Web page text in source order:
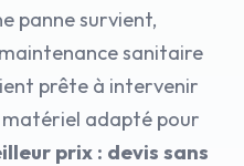
panne survient,
sanitaire
prête à intervenir
matériel adapté pour
prix : devis sans